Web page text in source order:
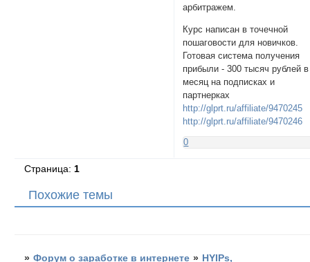
арбитражем.
Курс написан в точечной
пошаговости для новичков.
Готовая система получения
прибыли - 300 тысяч рублей в
месяц на подписках и
партнерках
http://glprt.ru/affiliate/9470245
http://glprt.ru/affiliate/9470246
0
Страница: 1
Похожие темы
» Форум о заработке в интернете » HYIPs,